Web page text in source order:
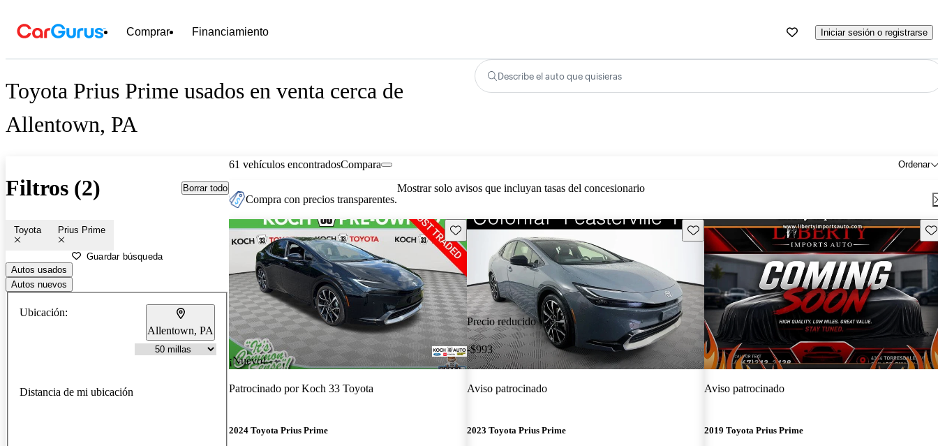
Comprar Financiamiento Iniciar sesión o registrarse
Toyota Prius Prime usados en venta cerca de
Allentown, PA
Describe el auto que quisieras
Filtros (2) Borrar todo
Toyota Prius Prime
Guardar búsqueda
Autos usados
Autos nuevos
Ubicación:
Allentown, PA
Distancia de mi ubicación
61 vehículos encontrados Ordenar
Compara
Compra con precios transparentes.
Mostrar solo avisos que incluyan tasas del concesionario
¡Nuevo!
Guarda este Aviso
Patrocinado porKoch 33 Toyota
2024 Toyota Prius Prime
Precio reducido
-$993
Guarda este Aviso
Aviso patrocinado
2023 Toyota Prius Prime
Aviso patrocinado
2019 Toyota Prius Prime